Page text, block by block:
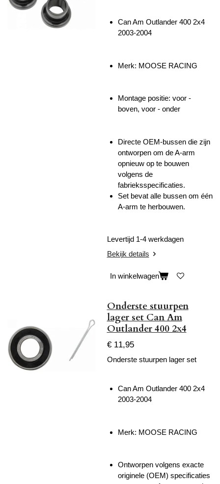
Can Am Outlander 400 2x4
2003-2004
Merk: MOOSE RACING
Montage positie: voor -
boven, voor - onder
Directe OEM-bussen die zijn
ontworpen om de A-arm
opnieuw op te bouwen
volgens de
fabrieksspecificaties.
Set bevat alle bussen om één
A-arm te herbouwen.
Levertijd 1-4 werkdagen
Bekijk details
In winkelwagen
Onderste stuurpen
lager set Can Am
Outlander 400 2x4
€ 11,95
Onderste stuurpen lager set
Can Am Outlander 400 2x4
2003-2004
Merk: MOOSE RACING
Ontworpen volgens exacte
originele (OEM) specificaties